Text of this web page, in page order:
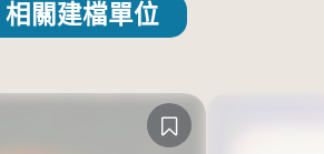
相關建檔單位